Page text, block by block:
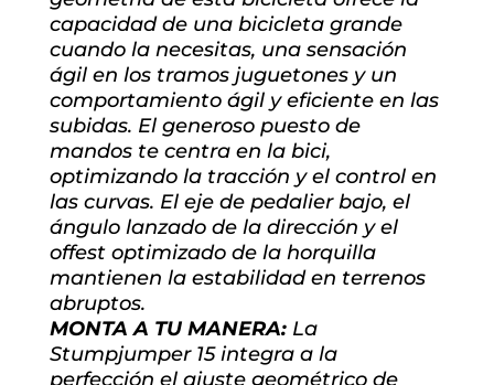
capacidad de una bicicleta grande
cuando la necesitas, una sensación
ágil en los tramos juguetones y un
comportamiento ágil y eficiente en las
subidas. El generoso puesto de
mandos te centra en la bici,
optimizando la tracción y el control en
las curvas. El eje de pedalier bajo, el
ángulo lanzado de la dirección y el
offest optimizado de la horquilla
mantienen la estabilidad en terrenos
abruptos.
MONTA A TU MANERA:La
Stumpjumper 15 integra a la
perfección el ajuste geométrico de